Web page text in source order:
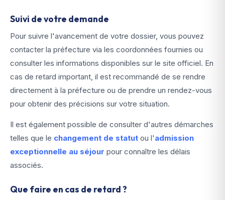
Suivi de votre demande
Pour suivre l'avancement de votre dossier, vous pouvez
contacter la préfecture via les coordonnées fournies ou
consulter les informations disponibles sur le site officiel. En
cas de retard important, il est recommandé de se rendre
directement à la préfecture ou de prendre un rendez-vous
pour obtenir des précisions sur votre situation.
Il est également possible de consulter d'autres démarches
telles que le changement de statut ou l'admission
exceptionnelle au séjour pour connaître les délais
associés.
Que faire en cas de retard ?